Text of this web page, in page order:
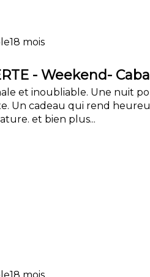
18 mois
- Weekend-
et inoubliable. Une nuit
Un cadeau qui rend
et bien plus...